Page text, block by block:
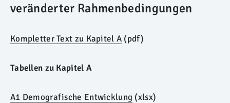
veränderter Rahmenbedingungen
Kompletter Text zu Kapitel A (pdf)
Tabellen zu Kapitel A
A1 Demografische Entwicklung (xlsx)